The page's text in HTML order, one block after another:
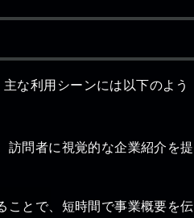
な利用シーンには以下のよう
訪問者に視覚的な企業紹介を提
ことで、短時間で事業概要を伝